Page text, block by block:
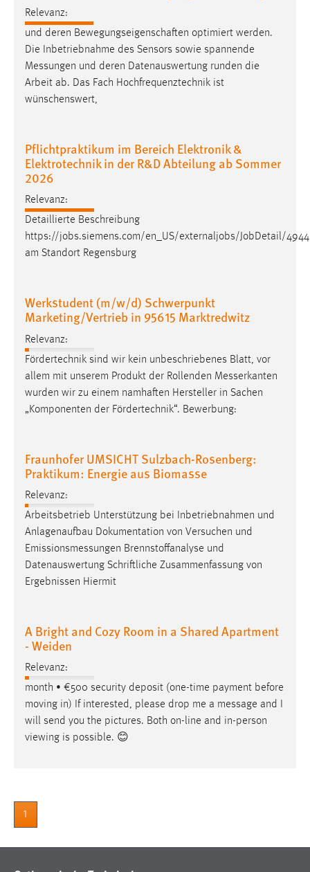
Relevanz:
und deren Bewegungseigenschaften optimiert werden.
Die Inbetriebnahme des Sensors sowie spannende
Messungen und deren Datenauswertung runden die
Arbeit ab. Das Fach Hochfrequenztechnik ist
wünschenswert,
Pflichtpraktikum im Bereich Elektronik &
Elektrotechnik in der R&D Abteilung ab Sommer
2026
Relevanz:
Detaillierte Beschreibung
https://jobs.siemens.com/en_US/externaljobs/JobDetail/
am Standort Regensburg
Werkstudent (m/w/d) Schwerpunkt
Marketing/Vertrieb in 95615 Marktredwitz
Relevanz:
Fördertechnik sind wir kein unbeschriebenes Blatt, vor
allem mit unserem Produkt der Rollenden Messerkanten
wurden wir zu einem namhaften Hersteller in Sachen
„Komponenten der Fördertechnik“. Bewerbung:
Fraunhofer UMSICHT Sulzbach-Rosenberg:
Praktikum: Energie aus Biomasse
Relevanz:
Arbeitsbetrieb Unterstützung bei Inbetriebnahmen und
Anlagenaufbau Dokumentation von Versuchen und
Emissionsmessungen Brennstoffanalyse und
Datenauswertung Schriftliche Zusammenfassung von
Ergebnissen Hiermit
A Bright and Cozy Room in a Shared Apartment
- Weiden
Relevanz:
month • €500 security deposit (one-time payment before
moving in) If interested, please drop me a message and I
will send you the pictures. Both on-line and in-person
viewing is possible. 😊
1
Zweck:
Für performante Seitenauslieferung wird in diesem Cookie
gespeichert, ob man eingeloggt ist.
Sprachpräferenz
Name:
Zweck:
Das Cookie speichert die gewählte Sprache der Website.
Cookie Laufzeit:
30 Tage
Chat
chat-frame-style-5e9dbeb1811c0446
Zweck:
Wird benötigt um die Chatfunktion nutzen zu können.
Cookie Laufzeit:
MibewSessionID, mibew-chat-frame-style-
5e9dbeb1811c0446 = Sitzungslaufzeit, mibew_locale = 3
Jahre, MIBEW_UserID = 1 Jahr
Login
Name:
fe_user, be_user, be_lastLoginProvider
Zweck:
Dieser Cookie ist notwendig um sich an der Website
einloggen zu können.
Cookie Laufzeit:
STATISTIK
Statistik Cookies erfassen Informationen anonym.
Diese Informationen helfen uns zu verstehen, wie
unsere Besucher unsere Website nutzen.
Matomo